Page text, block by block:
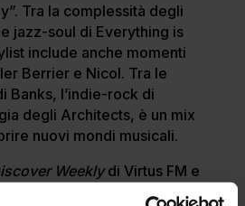
Tra la complessità degli
jazz-soul di Everything is
include anche momenti
Berrier e Nicol. Tra le
Banks, l’indie-rock di
degli Architects, è un mix
nuovi mondi musicali.
Weeklydi Virtus FM e